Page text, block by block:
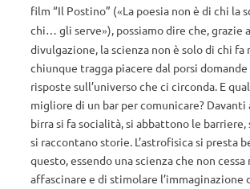
film “Il Postino” («La poesia non è di chi la
chi… gli serve»), possiamo dire che, grazie
divulgazione, la scienza non è solo di chi fa
chiunque tragga piacere dal porsi domande
risposte sull’universo che ci circonda. E
migliore di un bar per comunicare? Davanti
birra si fa socialità, si abbattono le barriere,
si raccontano storie. L’astrofisica si presta
questo, essendo una scienza che non cessa
affascinare e di stimolare l’immaginazione